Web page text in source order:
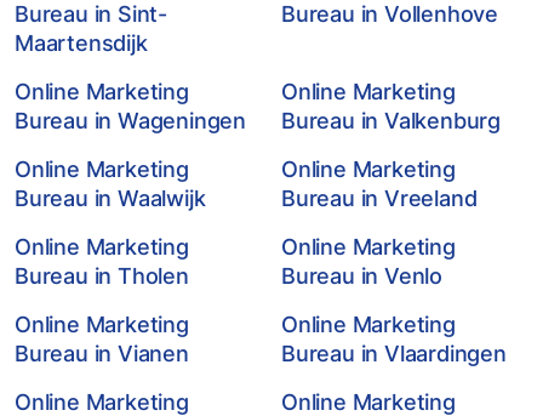
Bureau in Sint-
Maartensdijk
Bureau in Vollenhove
Online Marketing
Bureau in Wageningen
Online Marketing
Bureau in Valkenburg
Online Marketing
Bureau in Waalwijk
Online Marketing
Bureau in Vreeland
Online Marketing
Bureau in Tholen
Online Marketing
Bureau in Venlo
Online Marketing
Bureau in Vianen
Online Marketing
Bureau in Vlaardingen
Online Marketing
Online Marketing